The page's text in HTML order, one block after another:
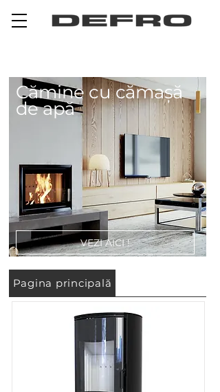
Cămine cu cămașă
de apă
VEZI AICI !
Pagina principală